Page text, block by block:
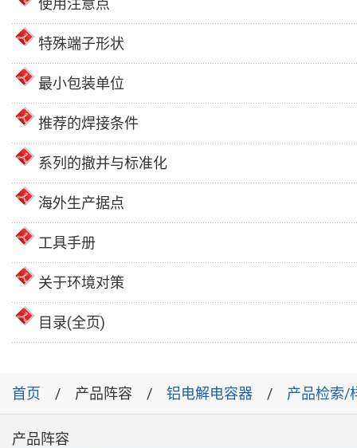
特殊端子形状
最小包装单位
推荐的焊接条件
系列的撤并与标准化
海外生产据点
工具手册
关于环境对策
目录(全页)
首页 产品阵容 铝电解电容器 产品检索/
产品阵容